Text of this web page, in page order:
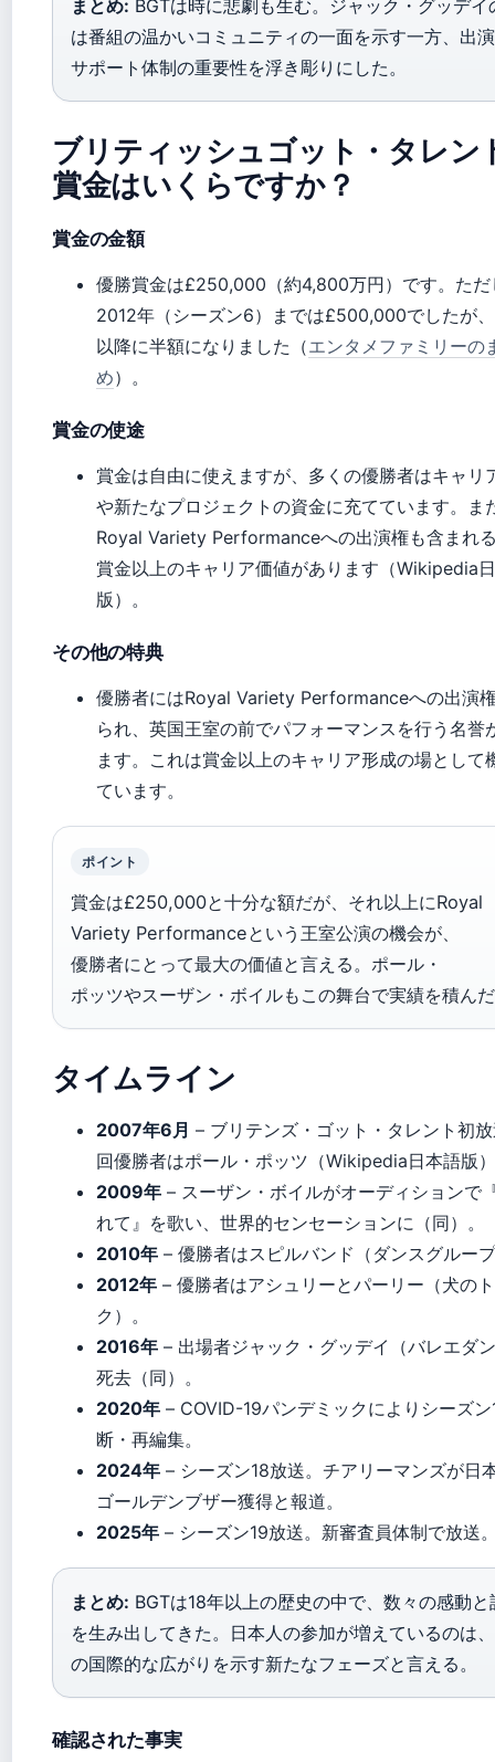
まとめ: BGTは時に悲劇も生む。ジャック・グッデイ
は番組の温かいコミュニティの一面を示す一方、出
サポート体制の重要性を浮き彫りにした。
ブリティッシュゴット・タレン
賞金はいくらですか？
賞金の金額
優勝賞金は£250,000（約4,800万円）です。ただ
2012年（シーズン6）までは£500,000でしたが
以降に半額になりました（エンタメファミリーの
め）。
賞金の使途
賞金は自由に使えますが、多くの優勝者はキャリ
や新たなプロジェクトの資金に充てています。ま
Royal Variety Performanceへの出演権も含まれ
賞金以上のキャリア価値があります（Wikipedia
版）。
その他の特典
優勝者にはRoyal Variety Performanceへの出演
られ、英国王室の前でパフォーマンスを行う名誉
ます。これは賞金以上のキャリア形成の場として
ています。
ポイント
賞金は£250,000と十分な額だが、それ以上にRoyal
Variety Performanceという王室公演の機会が、
優勝者にとって最大の価値と言える。ポール・
ポッツやスーザン・ボイルもこの舞台で実績を積ん
タイムライン
2007年6月 – ブリテンズ・ゴット・タレント初
回優勝者はポール・ポッツ（Wikipedia日本語版
2009年 – スーザン・ボイルがオーディションで
れて』を歌い、世界的センセーションに（同）。
2010年 – 優勝者はスピルバンド（ダンスグルー
2012年 – 優勝者はアシュリーとパーリー（犬の
ク）。
2016年 – 出場者ジャック・グッデイ（バレエダ
死去（同）。
2020年 – COVID-19パンデミックによりシーズ
断・再編集。
2024年 – シーズン18放送。チアリーマンズが日
ゴールデンブザー獲得と報道。
2025年 – シーズン19放送。新審査員体制で放送
まとめ: BGTは18年以上の歴史の中で、数々の感動と
を生み出してきた。日本人の参加が増えているのは
の国際的な広がりを示す新たなフェーズと言える。
確認された事実